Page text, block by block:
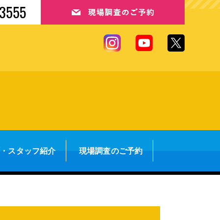
スタッフ紹介 現場調査のご予約